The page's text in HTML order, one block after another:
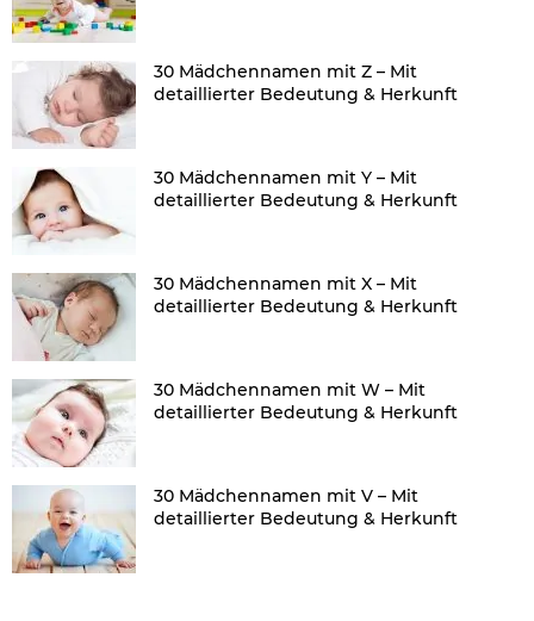
30 Mädchennamen mit Z – Mit
detaillierter Bedeutung & Herkunft
30 Mädchennamen mit Y – Mit
detaillierter Bedeutung & Herkunft
30 Mädchennamen mit X – Mit
detaillierter Bedeutung & Herkunft
30 Mädchennamen mit W – Mit
detaillierter Bedeutung & Herkunft
30 Mädchennamen mit V – Mit
detaillierter Bedeutung & Herkunft